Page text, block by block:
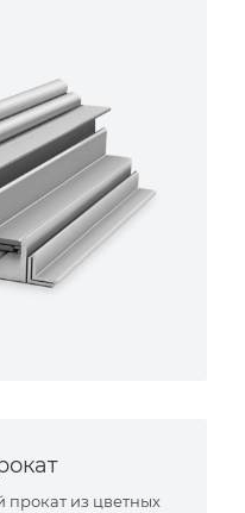
прокат из цветных